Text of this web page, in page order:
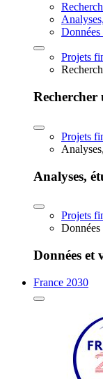
Données
Projets
Projets
Analyses,
Projets
Données
Données et
France 2030